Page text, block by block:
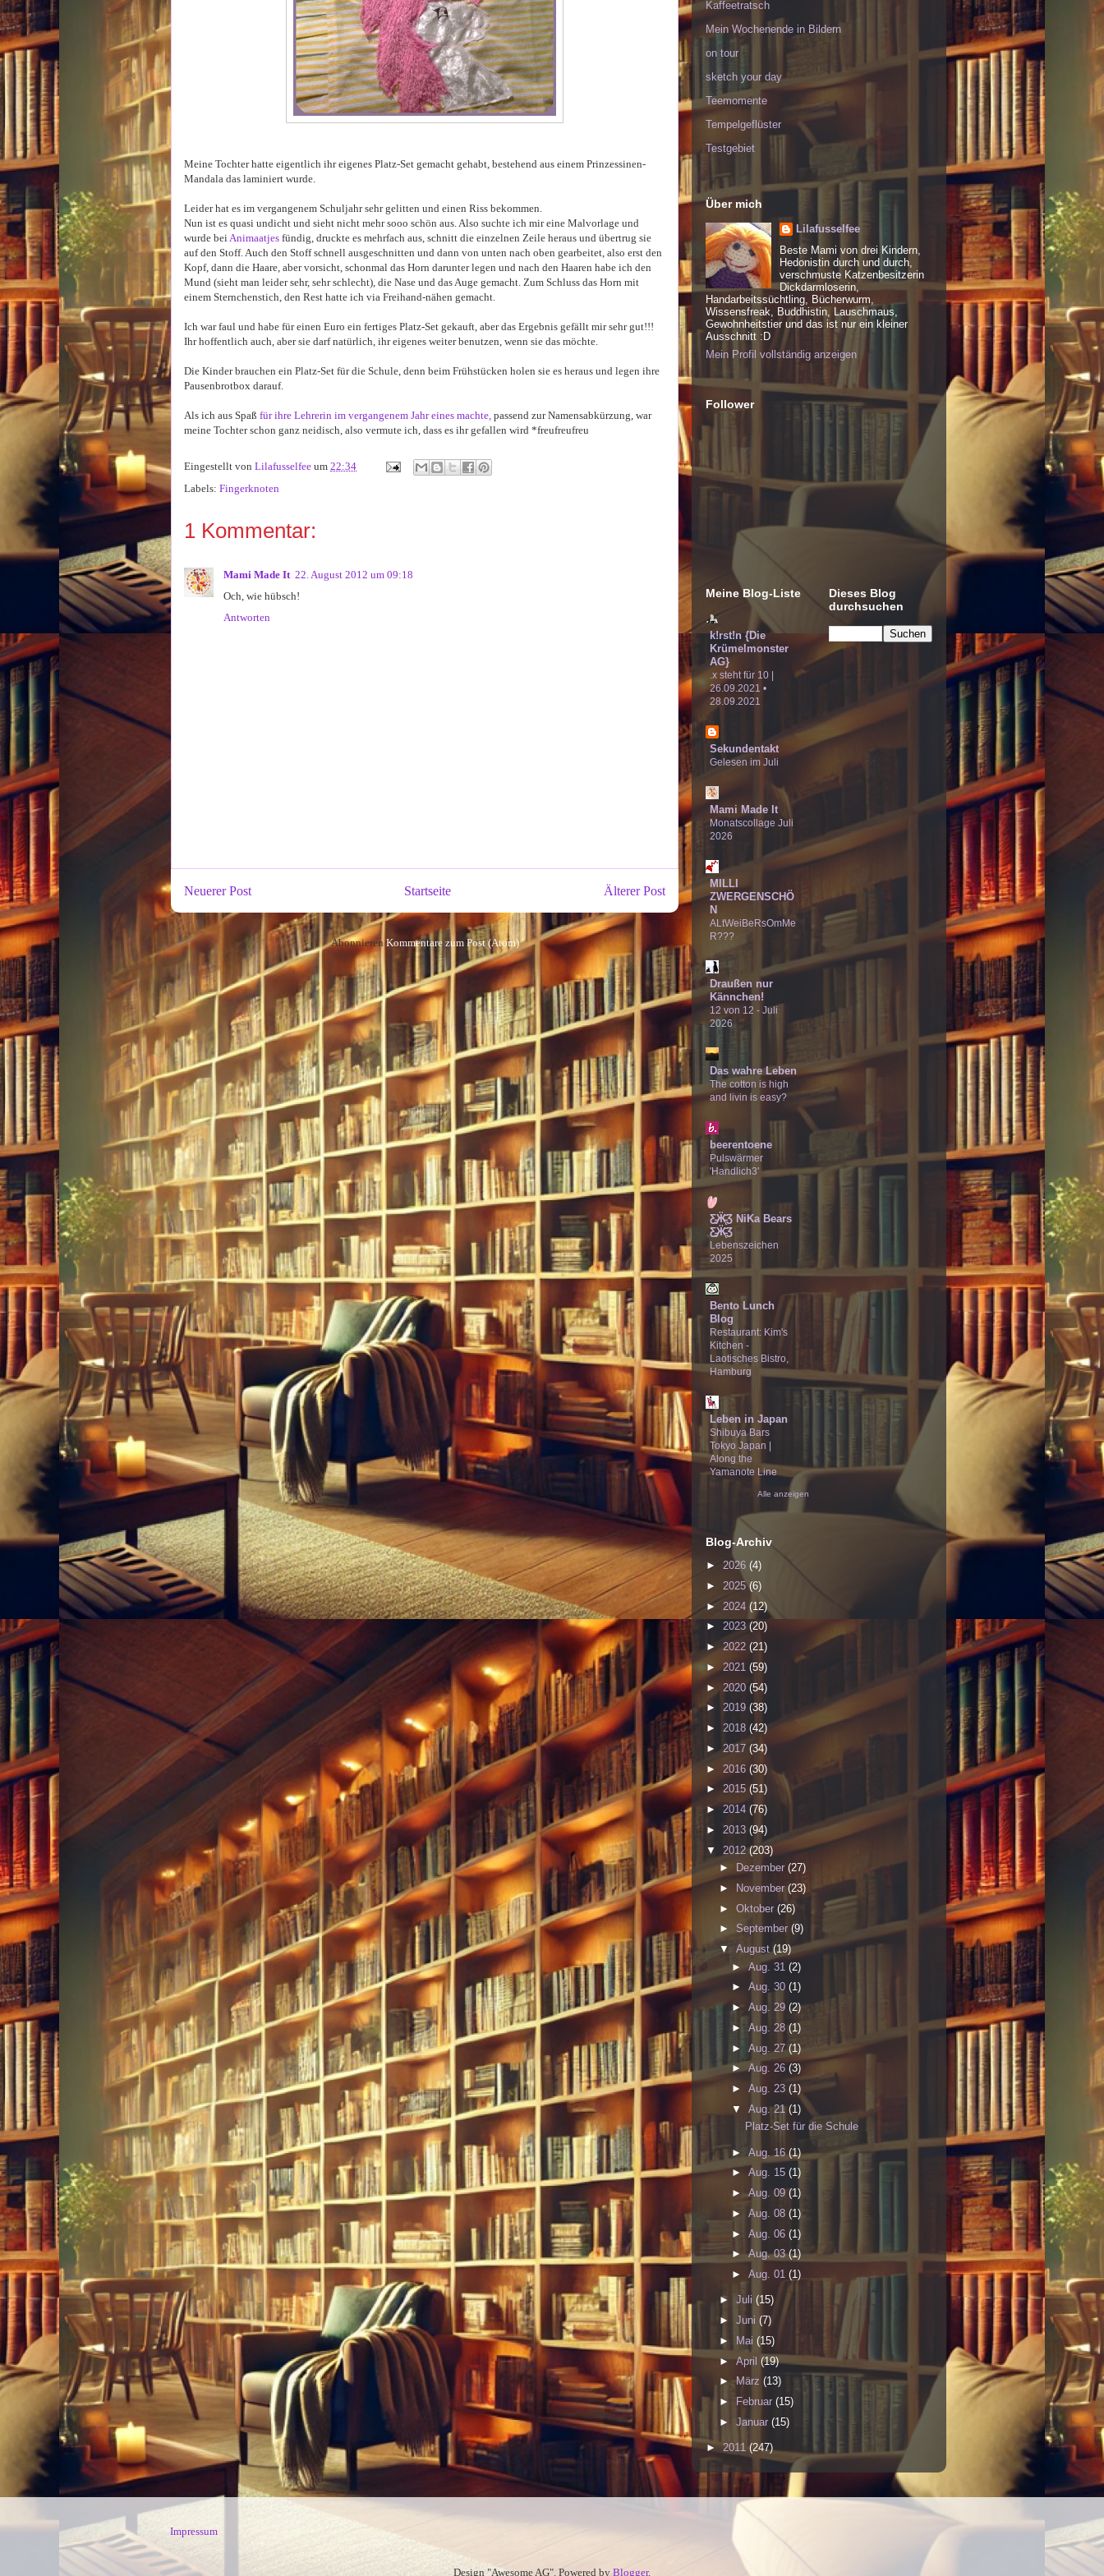
Meine Tochter hatte eigentlich ihr eigenes Platz-Set gemacht gehabt, bestehend aus einem Prinzessinen-
Mandala das laminiert wurde.
Leider hat es im vergangenem Schuljahr sehr gelitten und einen Riss bekommen.
Nun ist es quasi undicht und sieht nicht mehr sooo schön aus. Also suchte ich mir eine Malvorlage und
wurde beiAnimaatjes fündig, druckte es mehrfach aus, schnitt die einzelnen Zeile heraus und übertrug sie
auf den Stoff. Auch den Stoff schnell ausgeschnitten und dann von unten nach oben gearbeitet, also erst den
Kopf, dann die Haare, aber vorsicht, schonmal das Horn darunter legen und nach den Haaren habe ich den
Mund (sieht man leider sehr, sehr schlecht), die Nase und das Auge gemacht. Zum Schluss das Horn mit
einem Sternchenstich, den Rest hatte ich via Freihand-nähen gemacht.
Ich war faul und habe für einen Euro ein fertiges Platz-Set gekauft, aber das Ergebnis gefällt mir sehr gut!!!
Ihr hoffentlich auch, aber sie darf natürlich, ihr eigenes weiter benutzen, wenn sie das möchte.
Die Kinder brauchen ein Platz-Set für die Schule, denn beim Frühstücken holen sie es heraus und legen ihre
Pausenbrotbox darauf.
Als ich aus Spaß für ihre Lehrerin im vergangenem Jahr eines machte, passend zur Namensabkürzung, war
meine Tochter schon ganz neidisch, also vermute ich, dass es ihr gefallen wird *freufreufreu
Eingestellt von Lilafusselfee um 22:34
Labels: Fingerknoten
1 Kommentar:
Mami Made It 22. August 2012 um 09:18
Och, wie hübsch!
Antworten
Neuerer Post Älterer Post
Startseite
Abonnieren Kommentare zum Post (Atom)
Kaffeetratsch
Mein Wochenende in Bildern
on tour
sketch your day
Teemomente
Tempelgeflüster
Testgebiet
Über mich
Lilafusselfee
Beste Mami von drei Kindern,
Hedonistin durch und durch,
verschmuste Katzenbesitzerin
Dickdarmloserin,
Handarbeitssüchtling, Bücherwurm,
Wissensfreak, Buddhistin, Lauschmaus,
Gewohnheitstier und das ist nur ein kleiner
Ausschnitt :D
Mein Profil vollständig anzeigen
Follower
Meine Blog-Liste
k!rst!n {Die
Krümelmonster
AG}
.x steht für 10 |
26.09.2021 •
28.09.2021
Sekundentakt
Gelesen im Juli
Mami Made It
Monatscollage Juli
2026
MILLI
ZWERGENSCHÖ
N
ALtWeiBeRsOmMe
R???
Draußen nur
Kännchen!
12 von 12 - Juli
2026
Das wahre Leben
The cotton is high
and livin is easy?
beerentoene
Pulswärmer
'Handlich3'
Ƹ̵̡Ӝ̵̨̄Ʒ NiKa Bears
Ƹ̵̡Ӝ̵̨̄Ʒ
Lebenszeichen
2025
Bento Lunch
Blog
Restaurant: Kim's
Kitchen -
Laotisches Bistro,
Hamburg
Leben in Japan
Shibuya Bars
Tokyo Japan |
Along the
Yamanote Line
Alle anzeigen
Dieses Blog
durchsuchen
Blog-Archiv
► 2026 (4)
► 2025(6)
► 2024 (12)
► 2023 (20)
►2022 (21)
► 2021 (59)
► 2020 (54)
► 2019 (38)
► 2018 (42)
► 2017 (34)
► 2016 (30)
► 2015 (51)
► 2014 (76)
► 2013 (94)
▼ 2012(203)
►
Dezember (27)
►
November (23)
► Oktober (26)
► September (9)
▼ August(19)
►Aug. 31(2)
►Aug. 30(1)
►Aug. 29(2)
►Aug. 28(1)
►Aug. 27(1)
►Aug. 26(3)
►Aug. 23(1)
▼Aug. 21(1)
Platz-Set für die Schule
►Aug. 16(1)
►Aug. 15(1)
►Aug. 09(1)
►Aug. 08(1)
►Aug. 06(1)
►Aug. 03(1)
►Aug. 01(1)
► Juli (15)
► Juni (7)
►
Mai (15)
►April (19)
►März (13)
►
Februar (15)
► Januar (15)
►2011(247)
Impressum
Design "Awesome AG". Powered by Blogger.